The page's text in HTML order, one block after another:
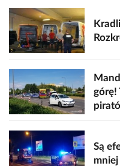
górę!
Są